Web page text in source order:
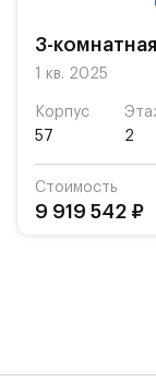
Для
парковки.
Территория
3-
1 кв. 2025
Корпус
57
2
Стоимость
9 919 542 ₽